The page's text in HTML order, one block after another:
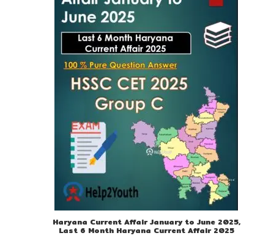
Haryana Current Affair January to June 2025,
Last 6 Month Haryana Current Affair 2025